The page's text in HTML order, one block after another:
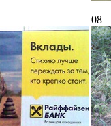
08